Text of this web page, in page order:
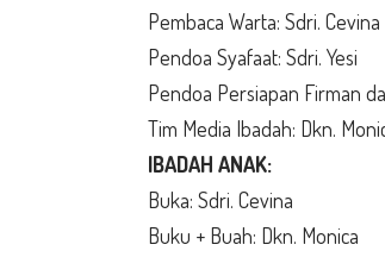
Pembaca Warta: Sdri.
Pendoa Syafaat: Sdri. Yesi
Pendoa Persiapan Firman
Tim Media Ibadah: Dkn.
IBADAH ANAK:
Buka: Sdri. Cevina
Buku + Buah: Dkn. Monica